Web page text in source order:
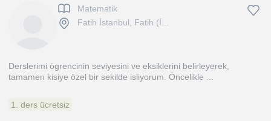
Matematik
Fatih İstanbul, Fatih (İ...
Derslerimi ögrencinin seviyesini ve eksiklerini belirleyerek,
tamamen kisiye özel bir sekilde isliyorum. Öncelikle ...
1. ders ücretsiz